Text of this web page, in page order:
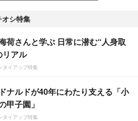
シ特集
荷さんと学ぶ 日常に潜む“人身取
リアル
タイアップ特集
ナルドが40年にわたり支える「小
甲子園」
タイアップ特集